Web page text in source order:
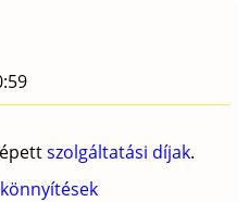
szolgáltatási díjak.